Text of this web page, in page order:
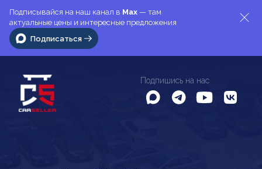
Подписывайся на наш канал в Max — там
актуальные цены и интересные предложения
Подписаться
Подпишись на нас